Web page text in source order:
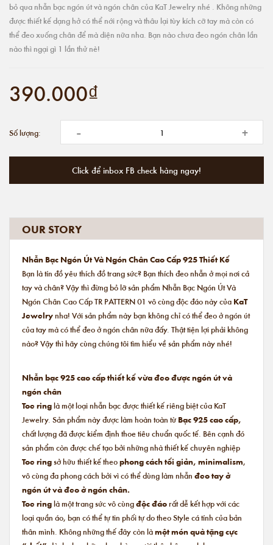
bỏ qua nhẫn bạc ngón út và ngón chân của KaT Jewelry nhé . Không những
được thiết kế dạng hở có thể nới rộng và thâu lại tùy kích cỡ tay mà còn có
thể đeo xuống chân để mà diện nữa nha. Bạn nào chưa đeo ngón chân lần
nào thì ngại gì 1 lần thử nè!
390.000₫
Số lượng: - +
Click để inbox FB check hàng ngay!
OUR STORY
Nhẫn Bạc Ngón Út Và Ngón Chân Cao Cấp 925 Thiết Kế
Bạn là tín đồ yêu thích đồ trang sức? Bạn thích đeo nhẫn ở mọi nơi cả
tay và chân? Vậy thì đừng bỏ lỡ sản phẩm Nhẫn Bạc Ngón Út Và
Ngón Chân Cao Cấp TR PATTERN 01 vô cùng độc đáo này của KaT
Jewelrynha! Với sản phẩm này bạn không chỉ có thể đeo ở ngón út
của tay mà có thể đeo ở ngón chân nữa đấy. Thật tiện lợi phải không
nào? Vậy thì hãy cùng chúng tôi tìm hiểu về sản phẩm này nhé!
Nhẫn bạc 925 cao cấp thiết kế vừa đeo được ngón út và
ngón chân
Toe ringlà một loại nhẫn bạc được thiết kế riêng biệt của KaT
Jewelry. Sản phẩm này được làm hoàn toàn từ Bạc 925 cao cấp,
chất lượng đã được kiểm định thoe tiêu chuẩn quốc tế. Bên cạnh đó
sản phẩm còn được chế tạo bởi những nhà thiết kế chuyên nghiệp
Toe ringsở hữu thiết kế theophong cách tối giản, minimalism,
vô cùng đa phong cách bởi vì có thể dùng làm nhẫn đeo tay ở
ngón út và đeo ở ngón chân.
Toe ringlà một trang sức vô cùngđộc đáorất dễ kết hợp với các
loại quần áo, bạn có thể tự tin phối tự do theo Style cá tính của bản
thân mình. Không những thế đây còn làmột món quà tặng cực